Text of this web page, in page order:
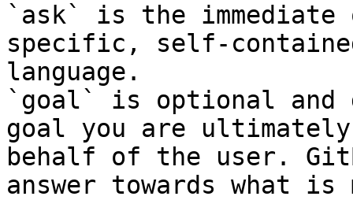
`ask` is the
specific, self-
language.
`goal` is optional and
goal you are
behalf of the user.
answer towards what